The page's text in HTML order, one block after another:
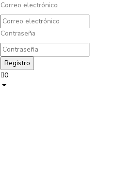
Correo electrónico
Contraseña
0